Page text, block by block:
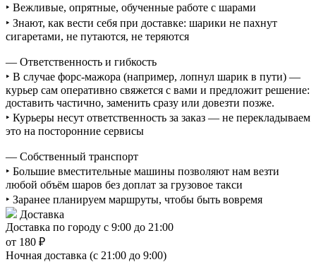
‣ Вежливые, опрятные, обученные работе с шарами
‣ Знают, как вести себя при доставке: шарики не пахнут
сигаретами, не путаются, не теряются
— Ответственность и гибкость
‣ В случае форс-мажора (например, лопнул шарик в пути) —
курьер сам оперативно свяжется с вами и предложит решение:
доставить частично, заменить сразу или довезти позже.
‣ Курьеры несут ответственность за заказ — не перекладываем
это на посторонние сервисы
— Собственный транспорт
‣ Большие вместительные машины позволяют нам везти
любой объём шаров без доплат за грузовое такси
‣ Заранее планируем маршруты, чтобы быть вовремя
Доставка
Доставка по городу с 9:00 до 21:00
от 180 ₽
Ночная доставка (с 21:00 до 9:00)